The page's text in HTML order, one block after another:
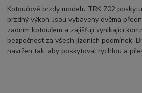
Kotoučové brzdy modelu TRK 702
brzdný výkon. Jsou vybaveny dvěma
zadním kotoučem a zajišťují vynikající
bezpečnost za všech jízdních podmínek.
navržen tak, aby poskytoval rychlou a